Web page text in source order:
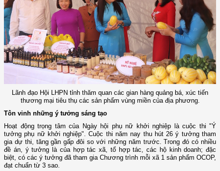
Lãnh đạo Hội LHPN tỉnh thăm quan các gian hàng quảng bá, xúc tiến
thương mại tiêu thụ các sản phẩm vùng miền của địa phương.
Tôn vinh những ý tưởng sáng tạo
Hoạt động trọng tâm của Ngày hội phụ nữ khởi nghiệp là cuộc thi "Ý
tưởng phụ nữ khởi nghiệp". Cuộc thi năm nay thu hút 26 ý tưởng tham
gia dự thi, tăng gần gấp đôi so với những năm trước. Trong đó có nhiều
đề án, ý tưởng là của hợp tác xã, tổ hợp tác, các hộ kinh doanh; đặc
biệt, có các ý tưởng đã tham gia Chương trình mỗi xã 1 sản phẩm OCOP,
đạt chuẩn từ 3 sao.